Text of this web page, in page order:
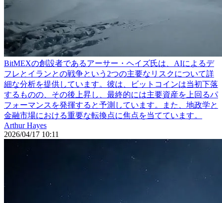
BitMEXの創設者であるアーサー・ヘイズ氏は、AIによるデ
フレとイランとの戦争という2つの主要なリスクについて詳
細な分析を提供しています。彼は、ビットコインは当初下落
するものの、その後上昇し、最終的には主要資産を上回るパ
フォーマンスを発揮すると予測しています。また、地政学と
金融市場における重要な転換点に焦点を当てています。
Arthur Hayes
2026/04/17 10:11